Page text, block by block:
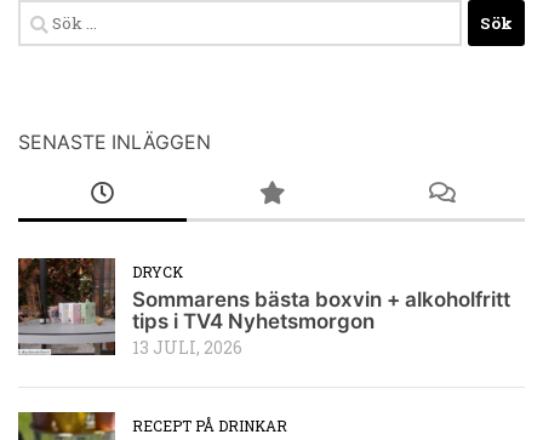
Sök
efter:
SENASTE INLÄGGEN
DRYCK
Sommarens bästa boxvin + alkoholfritt
tips i TV4 Nyhetsmorgon
13 JULI, 2026
RECEPT PÅ DRINKAR